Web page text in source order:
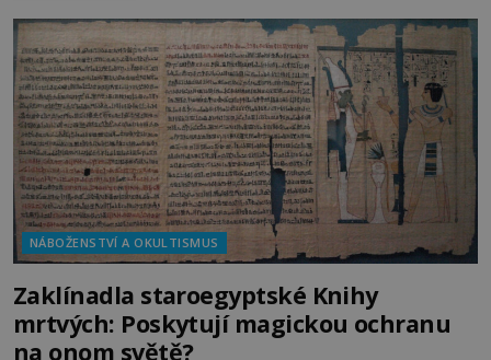
někoho sleduje policie nebo dokonce tajné služby,
bývá u mnohých považo
NÁBOŽENSTVÍ A OKULTISMUS
Zaklínadla staroegyptské Knihy
mrtvých: Poskytují magickou ochranu
na onom světě?